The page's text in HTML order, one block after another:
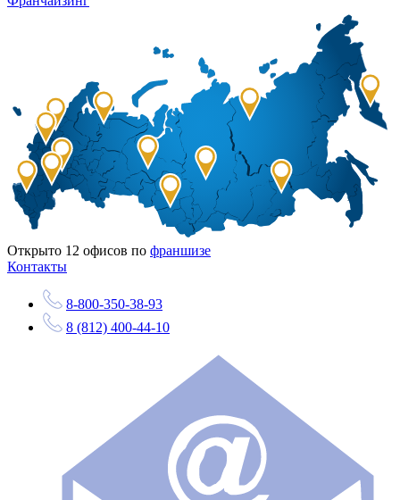
Открыто 12 офисов по франшизе
Контакты
8-800-350-38-93
8 (812) 400-44-10